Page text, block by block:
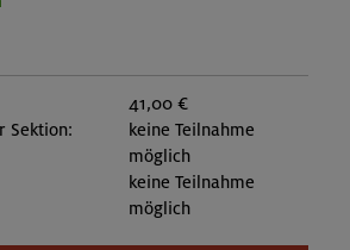
41,00 €
Sektion:
keine Teilnahme
möglich
keine Teilnahme
möglich